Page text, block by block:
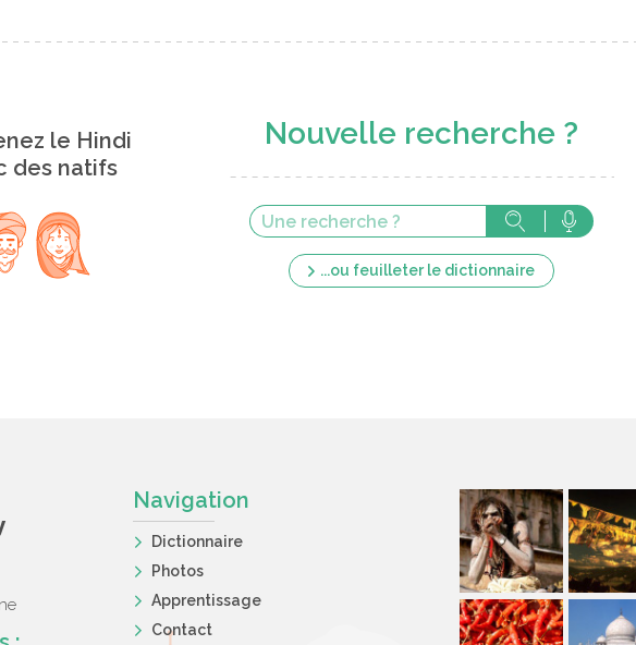
le Hindi
des natifs
Nouvelle recherche ?
...ou feuilleter le dictionnaire
Navigation
Dictionnaire
Photos
Apprentissage
Contact